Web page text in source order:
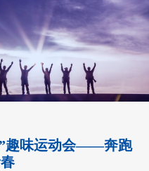
”趣味运动会——奔跑